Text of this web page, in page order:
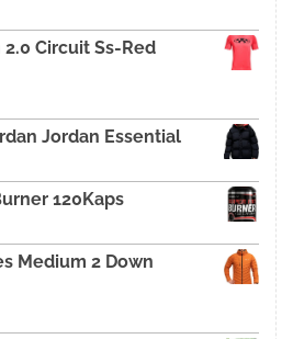
Circuit Ss-Red
Jordan Essential
120Kaps
Medium 2 Down